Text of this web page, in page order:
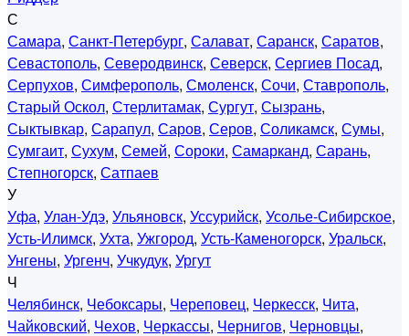
С
Самара, Санкт-Петербург, Салават, Саранск, Саратов,
Севастополь, Северодвинск, Северск, Сергиев Посад,
Серпухов, Симферополь, Смоленск, Сочи, Ставрополь,
Старый Оскол, Стерлитамак, Сургут, Сызрань,
Сыктывкар, Сарапул, Саров, Серов, Соликамск, Сумы,
Сумгаит, Сухум, Семей, Сороки, Самарканд, Сарань,
Степногорск, Сатпаев
У
Уфа, Улан-Удэ, Ульяновск, Уссурийск, Усолье-Сибирское,
Усть-Илимск, Ухта, Ужгород, Усть-Каменогорск, Уральск,
Унгены, Ургенч, Учкудук, Ургут
Ч
Челябинск, Чебоксары, Череповец, Черкесск, Чита,
Чайковский, Чехов, Черкассы, Чернигов, Черновцы,